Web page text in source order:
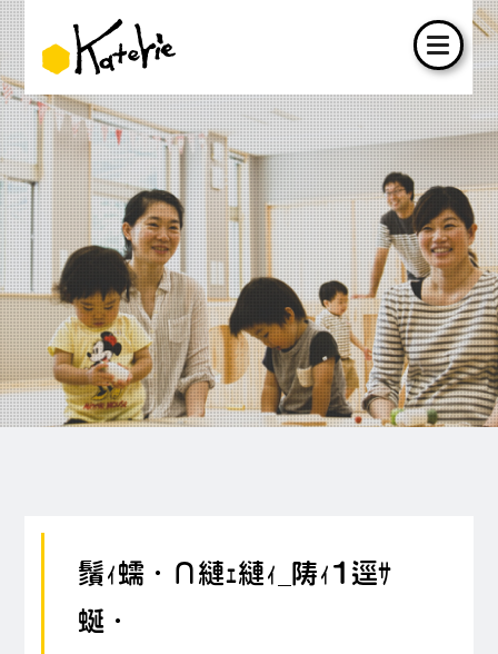
鬚ｨ蠕・∩縺ｪ縺ｨ_陦ｨ1逕ｻ
蜒・